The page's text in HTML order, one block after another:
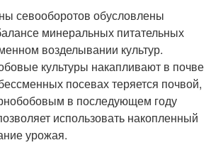
севооборотов обусловлены
минеральных питательных
возделывании культур.
культуры накапливают в почве
посевах теряется почвой,
в последующем году
использовать накопленный
урожая.